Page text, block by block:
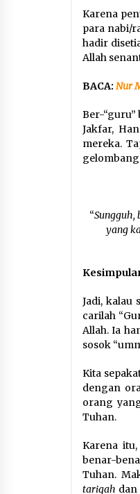
Karena
para nabi/
hadir
Allah
BACA: Nur
Ber-
Jakfar,
mereka.
“Sungguh,
yang
Jadi, kalau
carilah
Allah. Ia
sosok
Kita
dengan
orang
Tuhan.
Karena
benar-
Tuhan.
tariqah dan